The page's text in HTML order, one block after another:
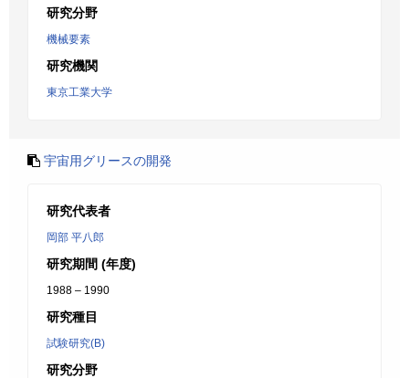
研究分野
機械要素
研究機関
東京工業大学
宇宙用グリースの開発
研究代表者
岡部 平八郎
研究期間 (年度)
1988 – 1990
研究種目
試験研究(B)
研究分野